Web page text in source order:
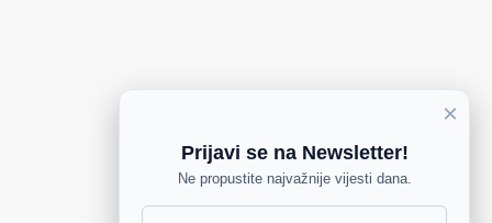
×
Prijavi se na Newsletter!
Ne propustite najvažnije vijesti dana.